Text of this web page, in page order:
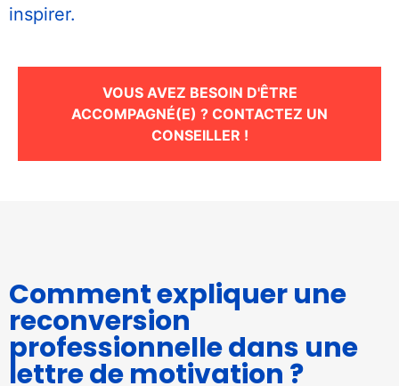
inspirer.
VOUS AVEZ BESOIN D'ÊTRE
ACCOMPAGNÉ(E) ? CONTACTEZ UN
CONSEILLER !
Comment expliquer une
reconversion
professionnelle dans une
lettre de motivation ?
sont pas
facultatifs. Ils
Statistiques
fonction de
la façon dont
le site Web
est utilisé.